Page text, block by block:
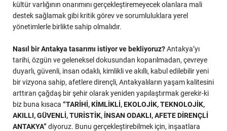
kültür varlığının onarımını gerçekleştiremeyecek olanlara mali
destek sağlamak gibi kritik görev ve sorumluluklara yerel
yönetimlerle birlikte sahip olmalıdır.
Nasıl bir Antakya tasarımı istiyor ve bekliyoruz?Antakya’yı
tarihi, özgün ve geleneksel dokusundan koparılmadan, çevreye
duyarlı, güvenli, insan odaklı, kimlikli ve akıllı, kabul edilebilir yeni
bir vizyona sahip, afetlere dirençli, Antakyalıların yaşam kalitesini
arttıran çağdaş bir şehir olarak yeniden yapılaştırmak gerekir-ki
biz buna kısaca “TARİHİ, KİMLİKLİ, EKOLOJİK, TEKNOLOJİK,
AKILLI, GÜVENLİ, TURİSTİK, İNSAN ODAKLI, AFETE DİRENÇLİ
ANTAKYA” diyoruz. Bunu gerçekleştirebilmek için, inşaatlara